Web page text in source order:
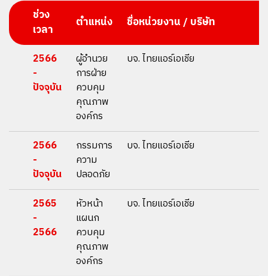
ช่วง
เวลา
ตำแหน่ง ชื่อหน่วยงาน / บริษัท
2566
-
ปัจจุบัน
ผู้อำนวย
การฝ่าย
ควบคุม
คุณภาพ
องค์กร
บจ. ไทยแอร์เอเชีย
2566
-
ปัจจุบัน
กรรมการ
ความ
ปลอดภัย
บจ. ไทยแอร์เอเชีย
2565
-
2566
หัวหน้า
แผนก
ควบคุม
คุณภาพ
องค์กร
บจ. ไทยแอร์เอเชีย